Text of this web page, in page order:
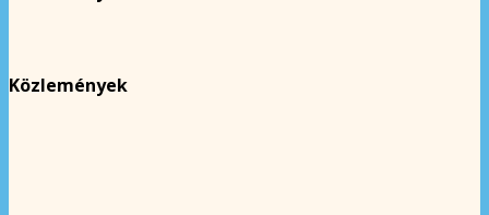
Közlemények